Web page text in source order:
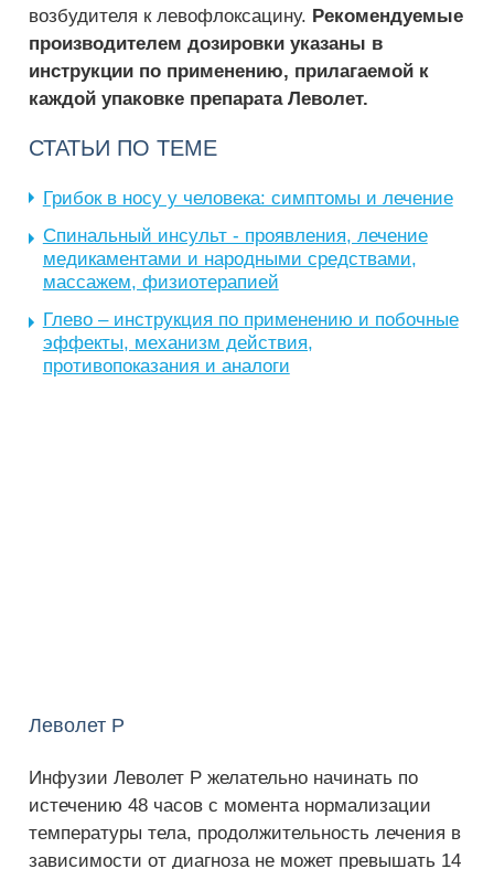
возбудителя к левофлоксацину. Рекомендуемые
производителем дозировки указаны в
инструкции по применению, прилагаемой к
каждой упаковке препарата Леволет.
СТАТЬИ ПО ТЕМЕ
Грибок в носу у человека: симптомы и лечение
Спинальный инсульт - проявления, лечение
медикаментами и народными средствами,
массажем, физиотерапией
Глево – инструкция по применению и побочные
эффекты, механизм действия,
противопоказания и аналоги
Леволет Р
Инфузии Леволет Р желательно начинать по
истечению 48 часов с момента нормализации
температуры тела, продолжительность лечения в
зависимости от диагноза не может превышать 14